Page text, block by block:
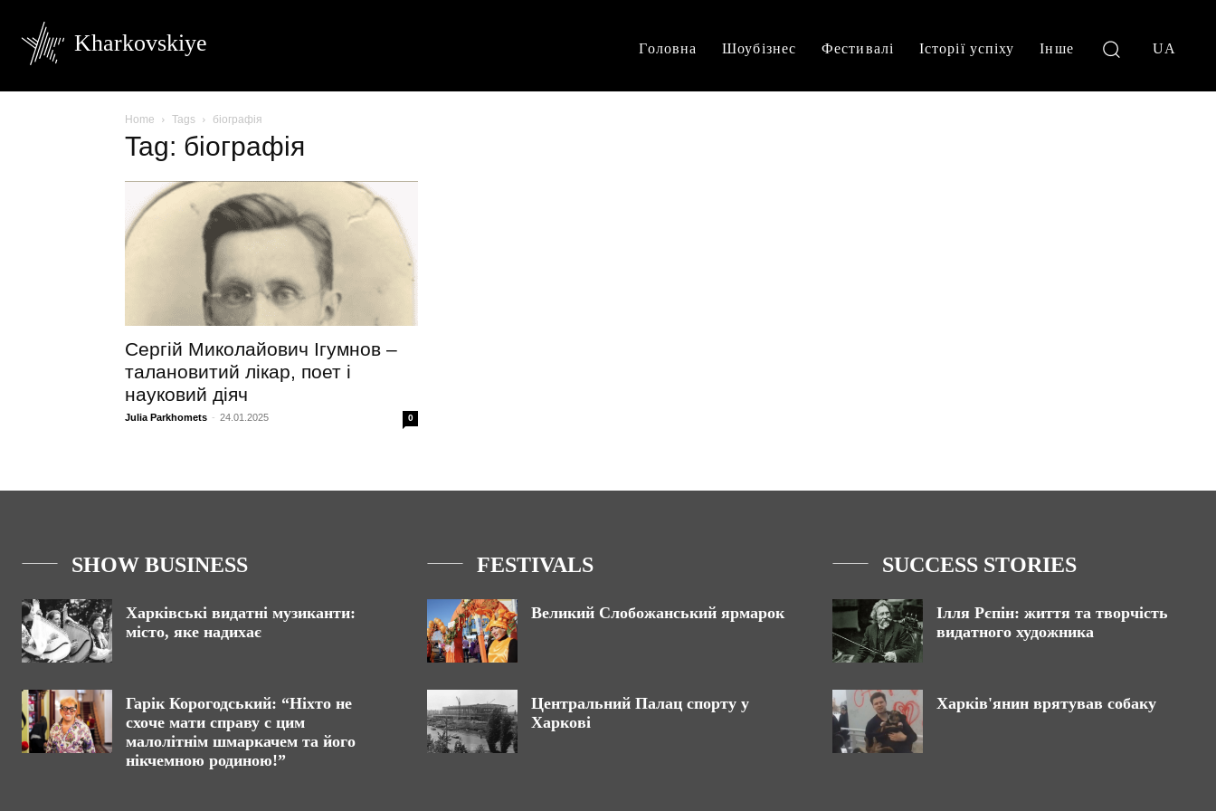
Kharkovskiye Головна Шоубізнес Фестивалі Історії успіху Інше UA
Home Tags біографія
Tag: біографія
Сергій Миколайович Ігумнов –
талановитий лікар, поет і
науковий діяч
Julia Parkhomets - 24.01.2025 0
SHOW BUSINESS
Харківські видатні музиканти:
місто, яке надихає
Гарік Корогодський: “Ніхто не
схоче мати справу с цим
малолітнім шмаркачем та його
нікчемною родиною!”
FESTIVALS
Великий Слобожанський ярмарок
Центральний Палац спорту у
Харкові
SUCCESS STORIES
Ілля Рєпін: життя та творчість
видатного художника
Харків'янин врятував собаку